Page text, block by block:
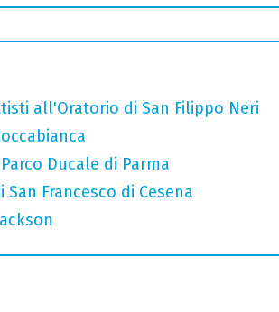
all'Oratorio di San Filippo Neri
Ducale di Parma
Francesco di Cesena